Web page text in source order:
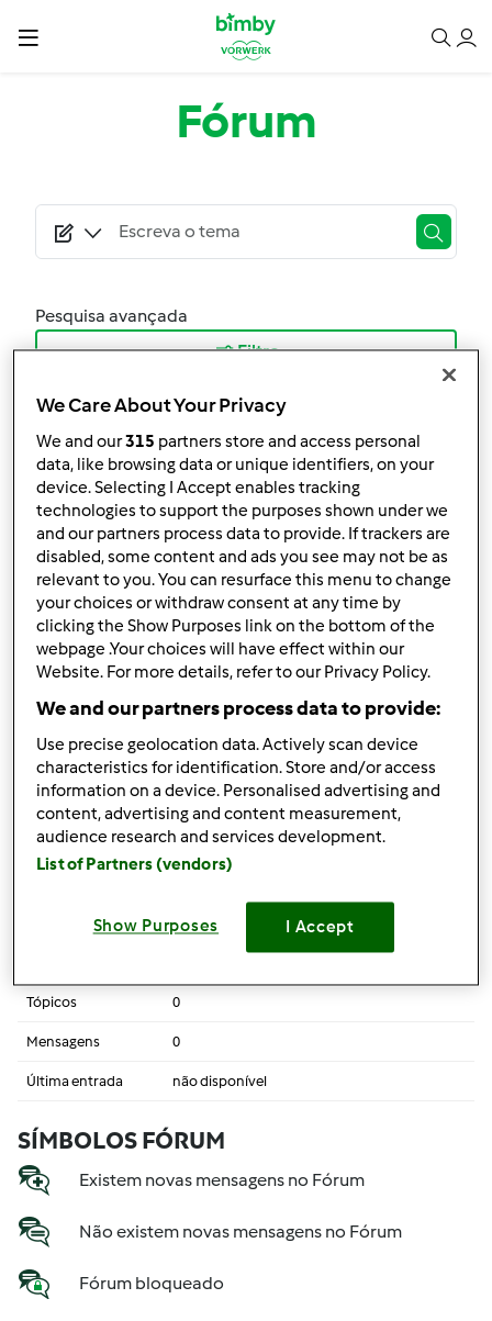
Passar para o conteúdo principal
Fórum
Pesquisa avançada
Filtro
Ordenar por:
Mais Recentes
Resultados por página:
10
Conheça a Bimby® TM6
Tudo sobre as novas funcionalidades, tecnologia e acessórios
Tópicos 0
Mensagens 0
Última entrada não disponível
Perguntas sobre a Bimby® TM6
Tópicos 0
Mensagens 0
Última entrada não disponível
SÍMBOLOS FÓRUM
Existem novas mensagens no Fórum
Não existem novas mensagens no Fórum
Fórum bloqueado
We Care About Your Privacy
We and our315 partners store and access personal
data, like browsing data or unique identifiers, on your
device. Selecting I Accept enables tracking
technologies to support the purposes shown under we
and our partners process data to provide. If trackers are
disabled, some content and ads you see may not be as
relevant to you. You can resurface this menu to change
your choices or withdraw consent at any time by
clicking the Show Purposes link on the bottom of the
webpage .Your choices will have effect within our
Website. For more details, refer to our Privacy Policy.
We and our partners process data to provide:
Use precise geolocation data. Actively scan device
characteristics for identification. Store and/or access
information on a device. Personalised advertising and
content, advertising and content measurement,
audience research and services development.
List of Partners (vendors)
Show Purposes I Accept